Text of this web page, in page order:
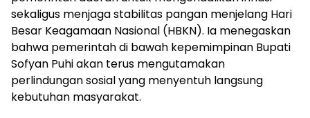
sekaligus menjaga stabilitas pangan menjelang Hari
Besar Keagamaan Nasional (HBKN). Ia menegaskan
bahwa pemerintah di bawah kepemimpinan Bupati
Sofyan Puhi akan terus mengutamakan
perlindungan sosial yang menyentuh langsung
kebutuhan masyarakat.